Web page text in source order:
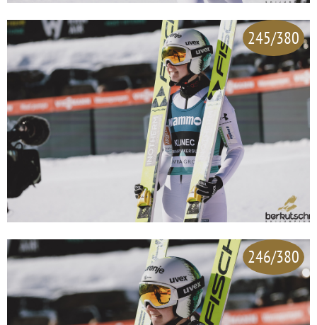
245/380
246/380